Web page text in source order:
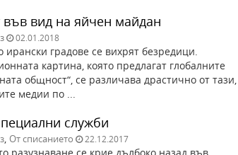
във вид на яйчен майдан
02.01.2018
ирански градове се вихрят безредици.
картина, която предлагат глобалните
общност“, се различава драстично от тази,
медии по ...
служби
, От списанието 22.12.2017